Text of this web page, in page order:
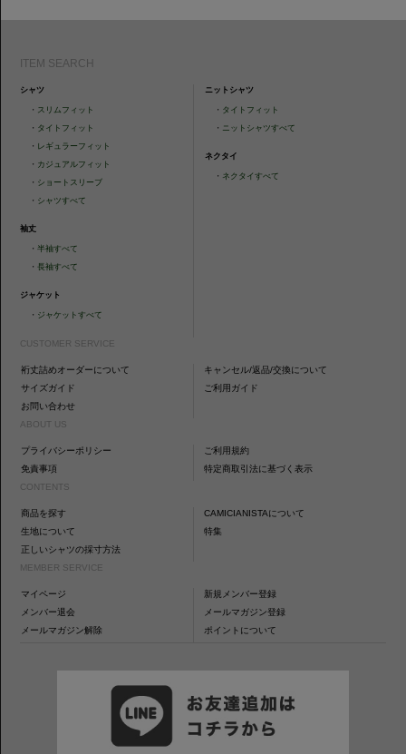
ITEM SEARCH
シャツ
・ スリムフィット
・ タイトフィット
・ レギュラーフィット
・ カジュアルフィット
・ ショートスリーブ
・ シャツすべて
袖丈
・半袖すべて
・長袖すべて
ジャケット
・ ジャケットすべて
ニットシャツ
・ タイトフィット
・ ニットシャツすべて
ネクタイ
・ ネクタイすべて
CUSTOMER SERVICE
裄丈詰めオーダーについて
キャンセル/返品/交換について
サイズガイド
ご利用ガイド
お問い合わせ
ABOUT US
プライバシーポリシー
ご利用規約
免責事項
特定商取引法に基づく表示
CONTENTS
商品を探す
CAMICIANISTAについて
生地について
特集
正しいシャツの採寸方法
MEMBER SERVICE
マイページ
新規メンバー登録
メンバー退会
メールマガジン登録
メールマガジン解除
ポイントについて